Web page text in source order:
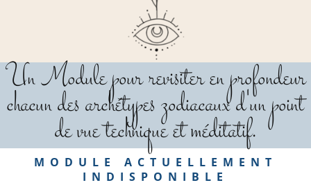
Un Module pour revisiter en profondeur
chacun des archétypes zodiacaux d'un point
de vue technique et méditatif.
MODULE ACTUELLEMENT
INDISPONIBLE